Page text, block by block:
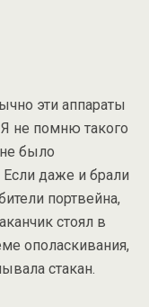
эти аппараты
не помню такого
было
Если даже и брали
портвейна,
стоял в
ополаскивания,
стакан.